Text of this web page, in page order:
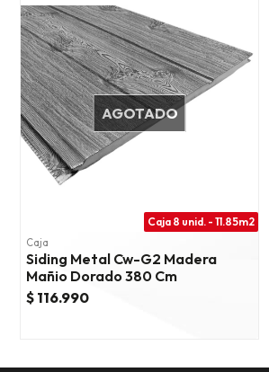
AGOTADO
Caja 8 unid. - 11.85m2
Caja
Siding Metal Cw-G2 Madera
Mañio Dorado 380 Cm
$ 116.990